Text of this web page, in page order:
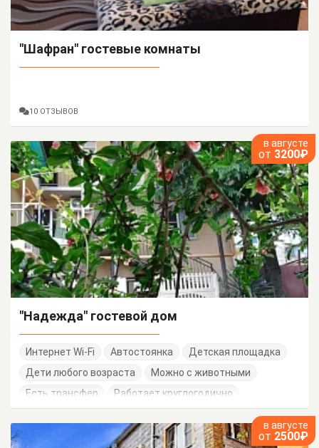
"Шафран" гостевые комнаты
10 ОТЗЫВОВ
в августе
от 3200₽
"Надежда" гостевой дом
Интернет Wi-Fi Автостоянка
Детская площадка
Дети любого возраста
Можно с животными
Есть трансфер
Работает круглогодично
в августе
от 2500₽